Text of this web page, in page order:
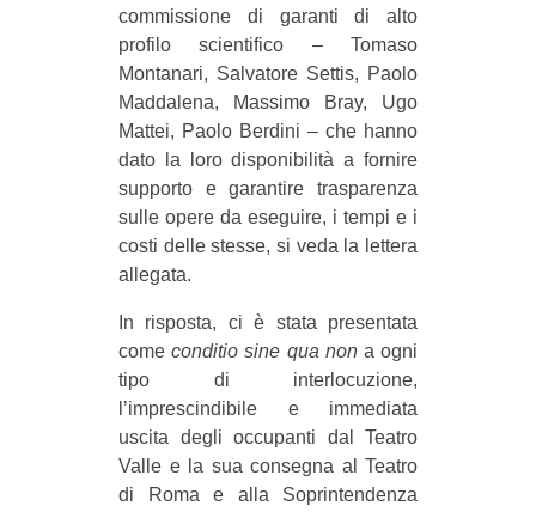
commissione di garanti di alto
profilo scientifico – Tomaso
Montanari, Salvatore Settis, Paolo
Maddalena, Massimo Bray, Ugo
Mattei, Paolo Berdini – che hanno
dato la loro disponibilità a fornire
supporto e garantire trasparenza
sulle opere da eseguire, i tempi e i
costi delle stesse, si veda la lettera
allegata.
In risposta, ci è stata presentata
comeconditio sine qua nona ogni
tipo di interlocuzione,
l’imprescindibile e immediata
uscita degli occupanti dal Teatro
Valle e la sua consegna al Teatro
di Roma e alla Soprintendenza